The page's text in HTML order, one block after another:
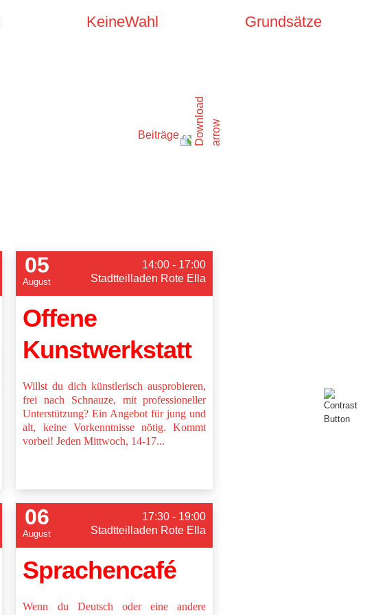
KeineWahl Grundsätze
Beiträge
05
August
14:00 - 17:00
Stadtteilladen Rote Ella
Offene
Kunstwerkstatt
Willst du dich künstlerisch ausprobieren,
frei nach Schnauze, mit professioneller
Unterstützung? Ein Angebot für jung und
alt, keine Vorkenntnisse nötig. Kommt
vorbei! Jeden Mittwoch, 14-17...
06
August
17:30 - 19:00
Stadtteilladen Rote Ella
Sprachencafé
Wenn du Deutsch oder eine andere